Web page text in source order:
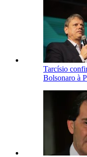
Tarcísio
Bolsonaro à